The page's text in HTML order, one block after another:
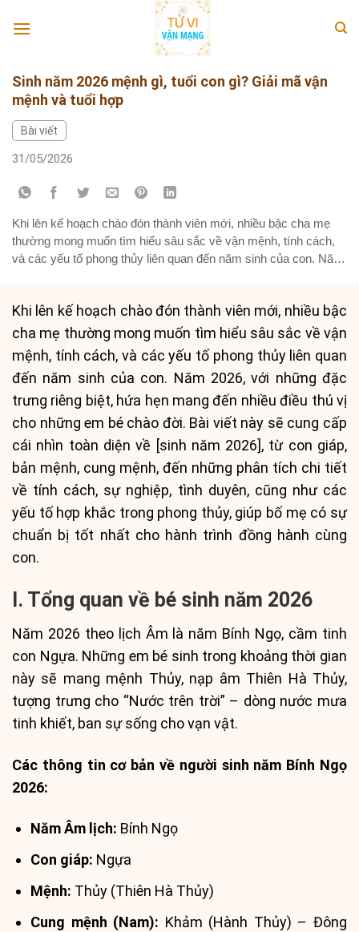
Sinh năm 2026 mệnh gì, tuổi con gì? Giải mã vận
mệnh và tuổi hợp
Bài viết
31/05/2026
Khi lên kế hoạch chào đón thành viên mới, nhiều bậc cha mẹ
thường mong muốn tìm hiểu sâu sắc về vận mệnh, tính cách,
và các yếu tố phong thủy liên quan đến năm sinh của con. Năm
Khi lên kế hoạch chào đón thành viên mới, nhiều bậc
cha mẹ thường mong muốn tìm hiểu sâu sắc về vận
mệnh, tính cách, và các yếu tố phong thủy liên quan
đến năm sinh của con. Năm 2026, với những đặc
trưng riêng biệt, hứa hẹn mang đến nhiều điều thú vị
cho những em bé chào đời. Bài viết này sẽ cung cấp
cái nhìn toàn diện về [sinh năm 2026], từ con giáp,
bản mệnh, cung mệnh, đến những phân tích chi tiết
về tính cách, sự nghiệp, tình duyên, cũng như các
yếu tố hợp khắc trong phong thủy, giúp bố mẹ có sự
chuẩn bị tốt nhất cho hành trình đồng hành cùng
con.
I. Tổng quan về bé sinh năm 2026
Năm 2026 theo lịch Âm là năm Bính Ngọ, cầm tinh
con Ngựa. Những em bé sinh trong khoảng thời gian
này sẽ mang mệnh Thủy, nạp âm Thiên Hà Thủy,
tượng trưng cho “Nước trên trời” – dòng nước mưa
tinh khiết, ban sự sống cho vạn vật.
Các thông tin cơ bản về người sinh năm Bính Ngọ
2026:
Năm Âm lịch: Bính Ngọ
Con giáp: Ngựa
Mệnh: Thủy (Thiên Hà Thủy)
Cung mệnh (Nam): Khảm (Hành Thủy) – Đông